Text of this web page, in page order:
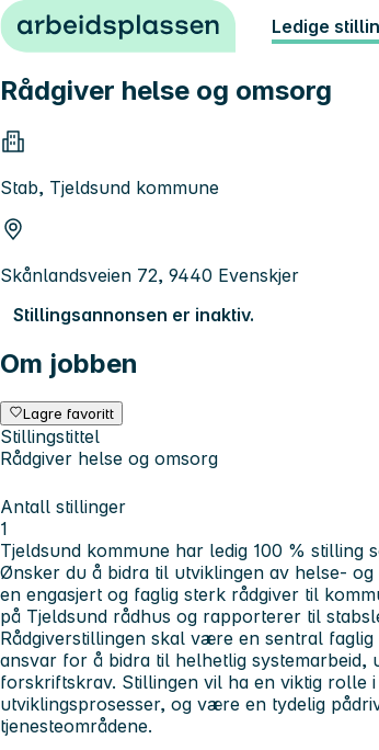
Hopp til innhold Ledige
Rådgiver helse og omsorg
Stab, Tjeldsund kommune
Skånlandsveien 72, 9440 Evenskjer
Stillingsannonsen er inaktiv.
Om jobben
Lagre favoritt
Stillingstittel
Rådgiver helse og omsorg
Antall stillinger
1
Tjeldsund kommune har ledig 100 % stilling
Ønsker du å bidra til utviklingen av helse-
en engasjert og faglig sterk rådgiver til
på Tjeldsund rådhus og rapporterer til
Rådgiverstillingen skal være en sentral
ansvar for å bidra til helhetlig
forskriftskrav. Stillingen vil ha en viktig rolle
utviklingsprosesser, og være en tydelig
tjenesteområdene.